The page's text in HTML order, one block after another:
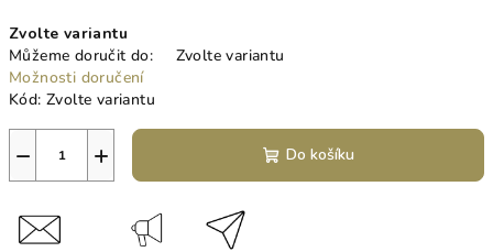
cena:
Zvolte variantu
Můžeme doručit do:
Zvolte variantu
Možnosti doručení
Kód: Zvolte variantu
+
− Do košíku